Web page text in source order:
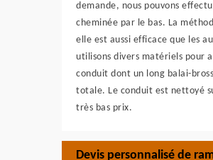
demande, nous pouvons
cheminée par le bas. La
elle est aussi efficace que les
utilisons divers matériels pour
conduit dont un long balai-
totale. Le conduit est nettoyé
très bas prix.
Devis personnalisé de